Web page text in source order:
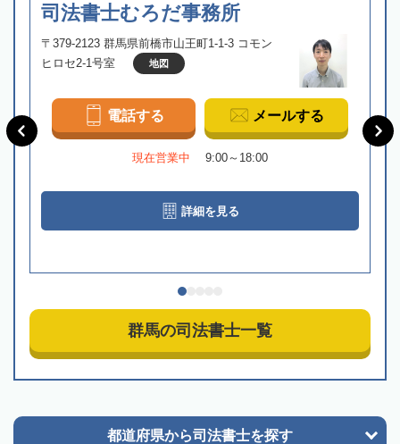
司法書士むろだ事務所
〒379-2123 群馬県前橋市山王町1-1-3 コモン
ヒロセ2-1号室
地図
電話する メールする
現在営業中 9:00～18:00
詳細を見る
群馬の司法書士一覧
都道府県から司法書士を探す